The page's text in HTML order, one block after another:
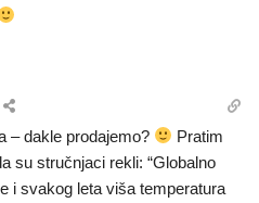
– dakle prodajemo?
Pratim
su stručnjaci rekli: “Globalno
i svakog leta viša temperatura